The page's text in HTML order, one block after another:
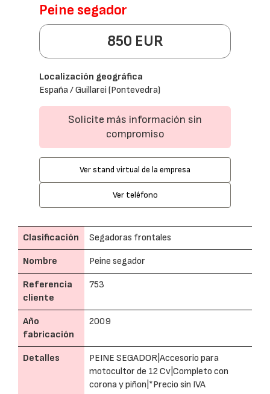
Peine segador
850 EUR
Localización geográfica
España / Guillarei (Pontevedra)
Solicite más información sin
compromiso
Ver stand virtual de la empresa
Ver teléfono
Clasificación Segadoras frontales
Nombre Peine segador
Referencia
cliente
753
Año
fabricación
2009
Detalles
PEINE SEGADOR|Accesorio para
motocultor de 12 Cv|Completo con
corona y piñon|*Precio sin IVA